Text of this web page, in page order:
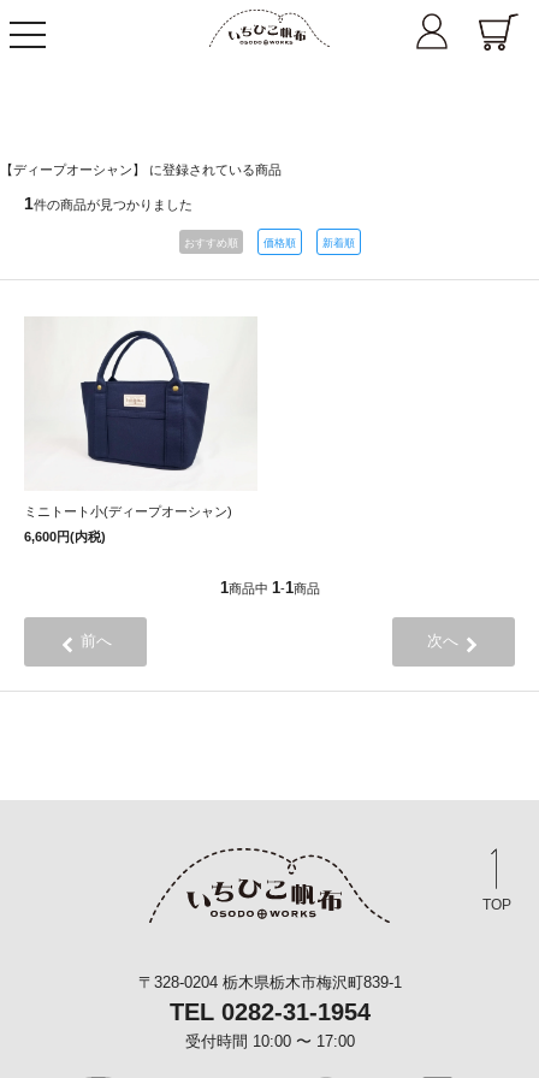
navigation
【ディープオーシャン】 に登録されている商品
1件の商品が見つかりました
おすすめ順 価格順 新着順
ミニトート小(ディープオーシャン)
6,600円(内税)
1商品中 1-1商品
前へ 次へ
TOP
〒328-0204 栃木県栃木市梅沢町839-1
TEL 0282-31-1954
受付時間 10:00 〜 17:00